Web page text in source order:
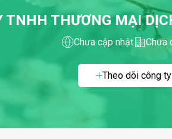
TNHH THƯƠNG MẠI
Chưa cập nhật Chưa
Theo dõi công ty